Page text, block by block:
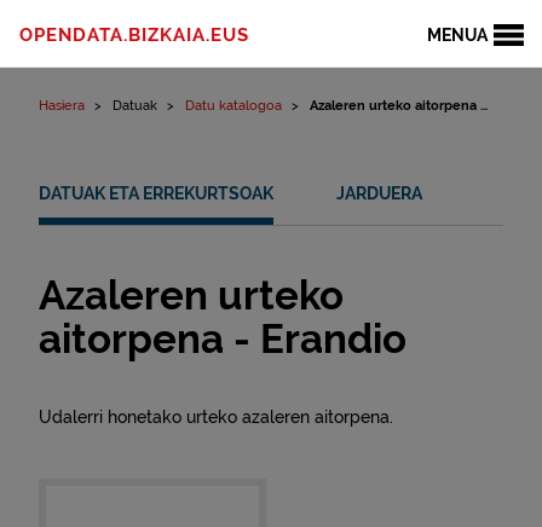
MENUA
OPENDATA.BIZKAIA.EUS
Hasiera Datuak Datu katalogoa Azaleren urteko aitorpena ...
DATUAK ETA ERREKURTSOAK JARDUERA
Azaleren urteko
aitorpena - Erandio
Udalerri honetako urteko azaleren aitorpena.